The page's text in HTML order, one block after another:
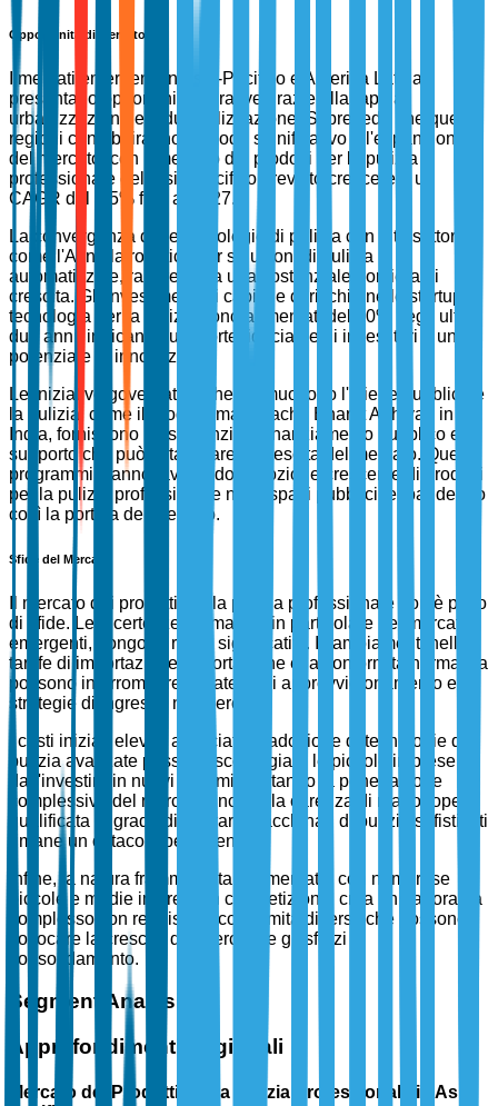
Opportunità di Mercato
I mercati emergenti in Asia-Pacifico e America Latina
presentano opportunità lucrative grazie alla rapida
urbanizzazione e industrializzazione. Si prevede che queste
regioni contribuiranno in modo significativo all'espansione
del mercato, con il mercato dei prodotti per la pulizia
professionale dell'Asia-Pacifico previsto crescere a un
CAGR del 6,5% fino al 2027.
La convergenza delle tecnologie di pulizia con altri settori,
come l'AI nella robotica per soluzioni di pulizia
automatizzate, rappresenta una sostanziale frontiera di
crescita. Gli investimenti di capitale di rischio nelle startup di
tecnologia per la pulizia sono aumentati del 40% negli ultimi
due anni, indicando una forte fiducia degli investitori e un
potenziale di innovazione.
Le iniziative governative che promuovono l'igiene pubblica e
la pulizia, come il programma Swachh Bharat Abhiyan in
India, forniscono un sostanziale finanziamento pubblico e
supporto che può catalizzare la crescita del mercato. Questi
programmi stanno favorendo l'adozione crescente di prodotti
per la pulizia professionale negli spazi pubblici, espandendo
così la portata del mercato.
Sfide del Mercato
Il mercato dei prodotti per la pulizia professionale non è privo
di sfide. Le incertezze normative, in particolare nei mercati
emergenti, pongono rischi significativi. I cambiamenti nelle
tariffe di importazione-esportazione e la conformità normativa
possono interrompere le catene di approvvigionamento e le
strategie di ingresso nel mercato.
I costi iniziali elevati associati all'adozione di tecnologie di
pulizia avanzate possono scoraggiare le piccole imprese
dall'investire in nuovi sistemi, limitando la penetrazione
complessiva del mercato. Inoltre, la carenza di manodopera
qualificata in grado di operare macchinari di pulizia sofisticati
rimane un ostacolo persistente.
Infine, la natura frammentata del mercato, con numerose
piccole e medie imprese in competizione, crea un panorama
complesso con requisiti di conformità diversi, che possono
soffocare la crescita del mercato e gli sforzi di
consolidamento.
Segment Analysis
Approfondimenti Regionali
Mercato dei Prodotti per la Pulizia Professionale in Asia-